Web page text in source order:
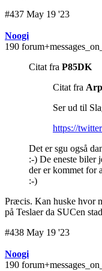
#437 May 19 '23
Noogi
190
Citat fra P85DK
Citat fra
Ser ud til
https://
Det er sgu også
:-) De eneste biler
der er kommet for
:-)
Præcis. Kan huske hvor
på Teslaer da SUCen
#438 May 19 '23
Noogi
190